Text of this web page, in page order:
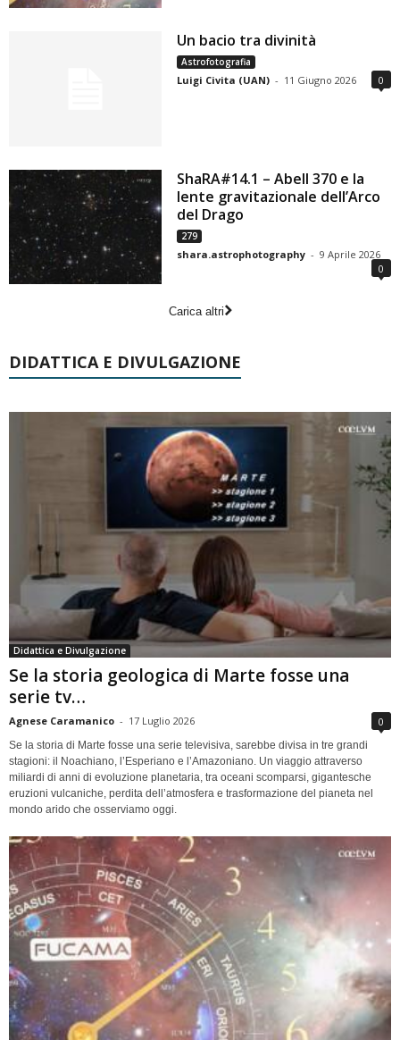
Un bacio tra divinità
Astrofotografia
Luigi Civita (UAN) - 11 Giugno 2026 0
ShaRA#14.1 – Abell 370 e la
lente gravitazionale dell’Arco
del Drago
279
shara.astrophotography - 9 Aprile 2026
0
Carica altri
DIDATTICA E DIVULGAZIONE
Didattica e Divulgazione
Se la storia geologica di Marte fosse una
serie tv…
Agnese Caramanico - 17 Luglio 2026 0
Se la storia di Marte fosse una serie televisiva, sarebbe divisa in tre grandi
stagioni: il Noachiano, l’Esperiano e l’Amazoniano. Un viaggio attraverso
miliardi di anni di evoluzione planetaria, tra oceani scomparsi, gigantesche
eruzioni vulcaniche, perdita dell’atmosfera e trasformazione del pianeta nel
mondo arido che osserviamo oggi.